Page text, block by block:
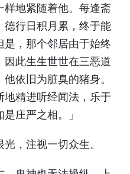
地紧随着他。每逢斋
德行日积月累，终于能
，那个邻居由于始终
此生生世世在三恶道
依旧为脏臭的猪身。
地精进听经闻法，乐于
庄严之相。」
，注视一切众生。